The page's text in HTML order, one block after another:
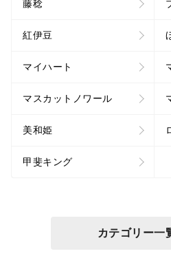
藤稔
紅伊豆
マイハート
マスカットノワール
美和姫
甲斐キング
カテゴリー一